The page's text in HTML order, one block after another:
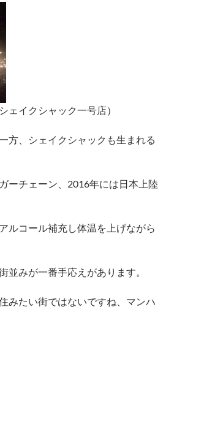
ェイクシャック一号店）
方、シェイクシャックも生まれる
ーチェーン、2016年には日本上陸
ルコール補充し体温を上げながら
並みが一番手応えがあります。
みたい街ではないですね、マンハ